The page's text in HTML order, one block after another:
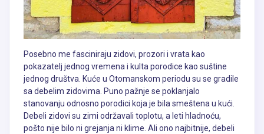
Posebno me fasciniraju zidovi, prozori i vrata kao
pokazatelj jednog vremena i kulta porodice kao suštine
jednog društva. Kuće u Otomanskom periodu su se gradile
sa debelim zidovima. Puno pažnje se poklanjalo
stanovanju odnosno porodici koja je bila smeštena u kući.
Debeli zidovi su zimi održavali toplotu, a leti hladnoću,
pošto nije bilo ni grejanja ni klime. Ali ono najbitnije, debeli